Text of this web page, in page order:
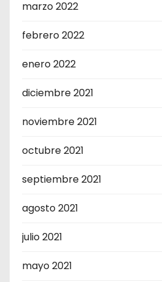
marzo 2022
febrero 2022
enero 2022
diciembre 2021
noviembre 2021
octubre 2021
septiembre 2021
agosto 2021
julio 2021
mayo 2021